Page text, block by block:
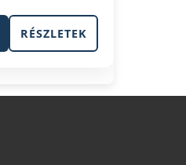
RÉSZLETEK